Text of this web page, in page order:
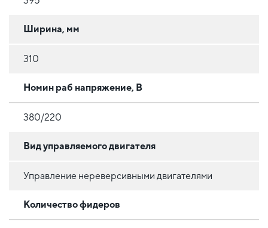
Ширина, мм
310
Номин раб напряжение, В
380/220
Вид управляемого двигателя
Управление нереверсивными двигателями
Количество фидеров